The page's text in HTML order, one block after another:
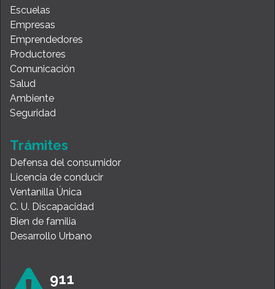
Escuelas
Empresas
Emprendedores
Productores
Comunicación
Salud
Ambiente
Seguridad
Trámites
Defensa del consumidor
Licencia de conducir
Ventanilla Única
C. U. Discapacidad
Bien de familia
Desarrollo Urbano
911